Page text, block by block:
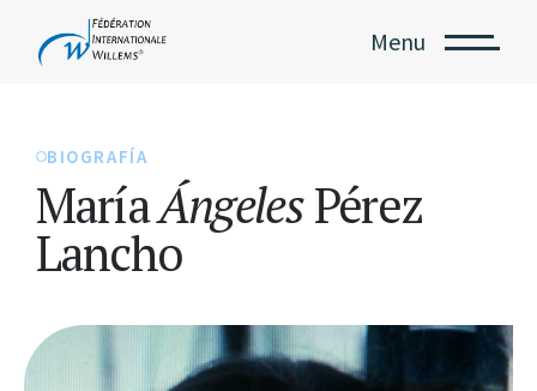
Menu
BIOGRAFÍA
MaríaÁngelesPérez
Lancho